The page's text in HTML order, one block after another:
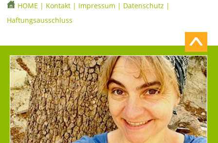
HOME | Kontakt | Impressum | Datenschutz |
Haftungsausschluss